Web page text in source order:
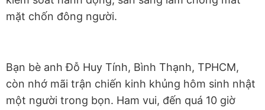
mặt chốn đông người.
Bạn bè anh Đỗ Huy Tính, Bình Thạnh, TPHCM,
còn nhớ mãi trận chiến kinh khủng hôm sinh nhật
một người trong bọn. Ham vui, đến quá 10 giờ